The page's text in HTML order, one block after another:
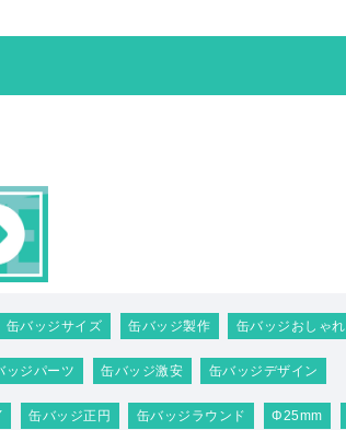
缶バッジサイズ 缶バッジ製作 缶バッジおしゃれ
ッジパーツ 缶バッジ激安 缶バッジデザイン
缶バッジ正円 缶バッジラウンド Φ25mm